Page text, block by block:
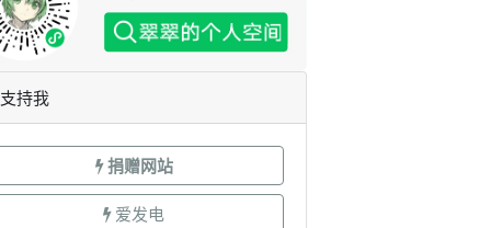
持我
捐赠网站
爱发电